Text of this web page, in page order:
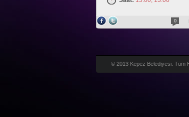
0
© 2013 Kepez Belediyesi. Tüm